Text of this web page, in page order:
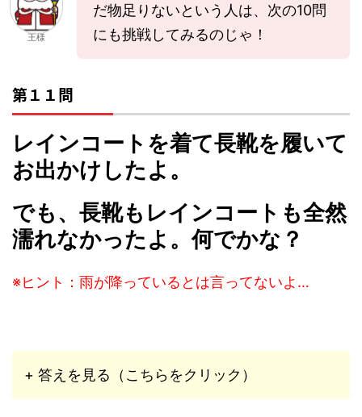
王様
だ物足りないという人は、次の10問
にも挑戦してみるのじゃ！
第１１問
レインコートを着て長靴を履いて
お出かけしたよ。
でも、長靴もレインコートも全然
濡れなかったよ。何でかな？
※ヒント：雨が降っているとは言ってないよ…
+ 答えを見る（こちらをクリック）